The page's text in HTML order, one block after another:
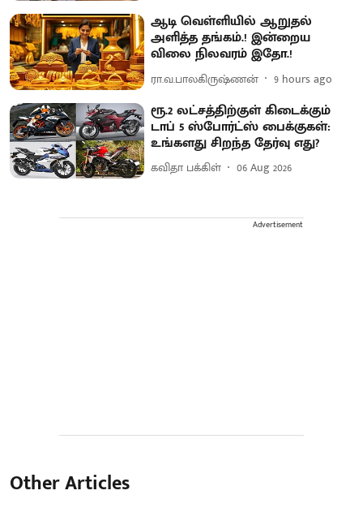
ஆடி வெள்ளியில் ஆறுதல்
அளித்த தங்கம்.! இன்றைய
விலை நிலவரம் இதோ.!
ரா.வ.பாலகிருஷ்ணன் 9 hours ago
ரூ.2 லட்சத்திற்குள் கிடைக்கும்
டாப் 5 ஸ்போர்ட்ஸ் பைக்குகள்:
உங்களது சிறந்த தேர்வு எது?
கவிதா பக்கிள் 06 Aug 2026
Advertisement
Other Articles